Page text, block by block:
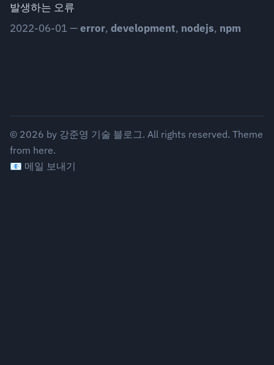
발생하는 오류
2022-06-01—error, development, nodejs, npm
© 2026 by 강준영 기술 블로그. All rights reserved. Theme
from here.
📧 메일 보내기